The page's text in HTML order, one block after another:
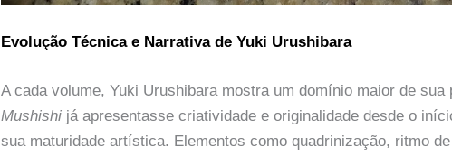
Evolução Técnica e Narrativa de Yuki Urushibara
A cada volume, Yuki Urushibara mostra um domínio maior de sua
Mushishijá apresentasse criatividade e originalidade desde o
sua maturidade artística. Elementos como quadrinização, ritmo